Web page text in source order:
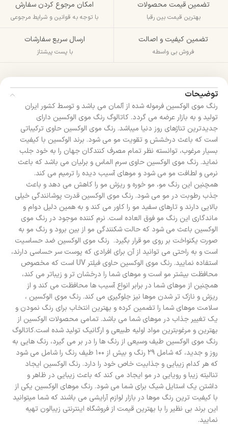
تضمین قیمت محصولات
بهترین قیمت بین رقبا
امکان مرجوع کردن سفارش
با توجه به قوانین و شرایط مرجوعی
تضمین کیفیت و اصالت
فروش بی واسطه
ارسال سریع سفارشات
با پست پیشتاز
توضیحات
رنگ موی الوکسین فرموله شده از آلمان می باشد و توسط کشور ایران
تولید و به بازار عرضه می گردد. کاتالوگ رنگ موی الوکسین دارای
جدیدترین تناژهای روز دنیا میباشد. رنگ موی الوکسین حاوی ترکیباتی
است که باعث درخشش و تقویت مو می شود. برند الوکسین با کیفیت
بسیار مرغوب، توانسته نظر تمام مصرف کنندگان جهان را به خود جلب
نماید. رنگ موی الوکسین حاوی سرم الماس و برلیان می باشد که باعث
نرمی و لطافت مو می شود و موهای آسیب دیده را ترمیم می کند.
همچنین این رنگ مو، مو خوره و ریزش مو را کاهش می دهد و باعث
جذب رطوبت در مو می شود. رنگ موی الوکسین قدرت پوشانندگی خیلی
بالایی دارند و تارهای سفید مو را کاور می کند و به همین دلیل دوام و
ماندگاری این رنگ مو فوق العاده است. نرم کننده موجود در رنگ موی
الوکسین باعث می شود که حالت شکنندگی مو از بین برود و رنگ مو به
صورت یکنواخت بر روی مو قرار بگیرد. رنگ موی الوکسین ضد حساسیت
است و به راحتی می توانید از آن برای افرادی که پوست سر حساسی دارند،
استفاده نمایید. رنگ موی الوکسین حاوی فیلتر UV است که مخصوص
محافظت بیشتر مو است و موهای شما را درخشان تر و زیباتر می کند،
همچنین از موهای شما در برابر انواع آسیب ها محافظت می کند و از
ریزش و نازک تر شدن موها نیز جلوگیری می کند. رنگ موی الوکسین ،
سلامت موهای شما را تضمین کرده و بهترین انتخاب برای رنگ نمودن و
یک تغییر جذاب در موهای شما می باشد. تمامی محصولات الوکسین از
بهترین و مرغوبترین مواد اولیه طبیعی و ارگانیک تولید شده است.کاتالوگ
رنگ موی الوکسین طیف وسیعی از رنگ ها را در بر می گیرد، رنگ هایی به
روز و جدید، که شامل ۲۹ رنگ و بیش از ۱۰۰ طیف رنگ را شامل می شود
که هر کدام زیبایی و جذابیت خاص خود را دارد. رنگ الوکسین ایجاد
تنالیته زیبا و رویایی در مو ایجاد می کند که باعث زیبایی در ظاهر و
داشتن یک استایل شیک برای شما می شود. رنگ موهای الوکسین یکی از
با کیفیت ترین رنگ موها در بازار لوازم آرایشی می باشند که شما میتوانید
این برند بی نظیر را با بهترین قیمت از فروشگاه اینترنتی زیبالون تهیه
نمایید.